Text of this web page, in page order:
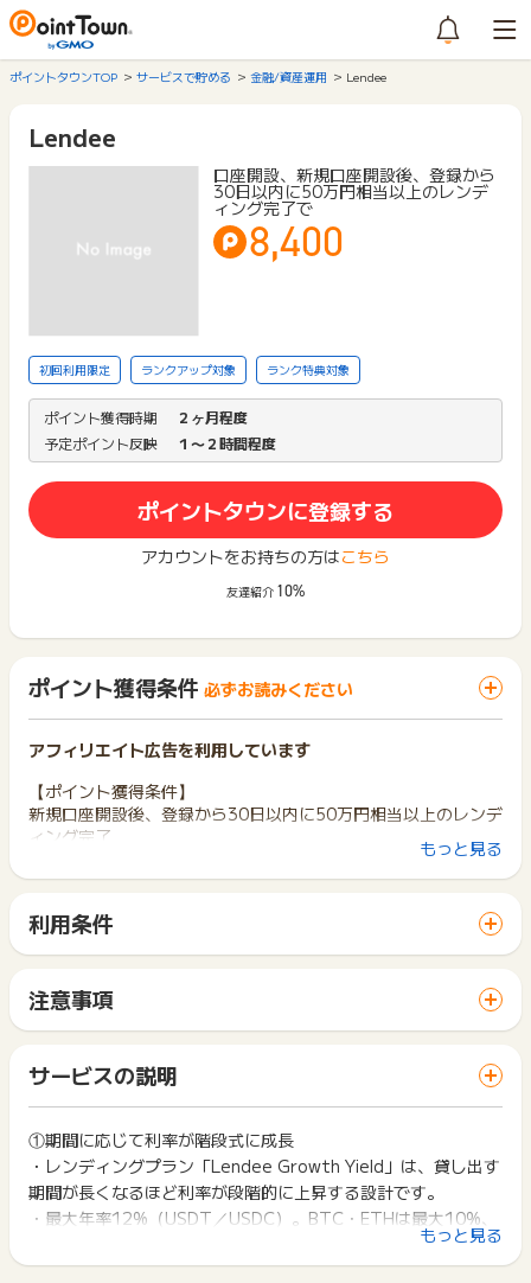
ポイントタウンTOP サービスで貯める 金融/資産運用 Lendee
Lendee
口座開設、新規口座開設後、登録から
30日以内に50万円相当以上のレンデ
ィング完了で
8,400
初回利用限定 ランクアップ対象 ランク特典対象
ポイント獲得時期
２ヶ月程度
予定ポイント反映
１〜２時間程度
ポイントタウンに登録する
アカウントをお持ちの方はこちら
友達紹介 10%
ポイント獲得条件 必ずお読みください
アフィリエイト広告を利用しています
【ポイント獲得条件】
新規口座開設後、登録から30日以内に50万円相当以上のレンデ
ィング完了
例)毎日0:00(JST)時点のCoinMarketCap価格レートで計算し
て、30日以内に1回でも超えていれば達成とする。
・「Lendee（レンディー）」にて初めて口座開設（メールア
ドレス登録）をされる方が対象です。
の完了後、デポジットアカウントへ暗号資産を入金し、レンデ
ィング申請をお願いいたします。
・メールアドレス登録日から30日以内に、合計50万円相当以上
のレンディング（貸出）が開始された時点で条件達成とみなし
ます。
・対応銘柄（BTC／ETH／XRP／USDT／USDC）の合算で50
万円相当以上であれば条件達成となります。
・口座開設後、最短でレンディング申請を行っていただくよう
お願いいたします。
【ポイント獲得対象外条件】
・過去に「Lendee」の口座開設を申込みされたことがある方
（すでに口座開設されている方）
もっと見る
利用条件
サイトに移動してからお申し込みやお買い物が完了するまでの
間に、同じブラウザ（※）で他のサイトに移動した場合はポイン
ト獲得ができません。
「 口座開設でポイントGET 」ボタンを押した時とサービス・
お買い物利用時で、デバイス・ブラウザが異なる場合はポイン
ト獲得ができません。
2回以上同じお買い物・サービスをご利用される場合は、毎回
ポイントタウンに戻り、「 口座開設でポイントGET 」ボタン
を押してからご利用ください。
下記の事項に該当する場合、広告主側で対象外とみなし、「獲
注意事項
一部のサービスにつきましては、1商品につき10円単位の金額
は切り捨てとなります。
ポイント獲得が1ポイント未満のものは切り捨てとなり、ポイ
ント履歴には記載されません。
原則として広告主側のポイント等を利用して支払われた金額分
につきましては、ポイントタウンのポイント獲得の対象には含
まれません。
広告主が運営しているサービスの都合もしくは会員様の都合で
商品の交換や一部でもキャンセルされた場合、ポイントが無効
になる可能性もございます。
サービスの説明
①期間に応じて利率が階段式に成長
・レンディングプラン「Lendee Growth Yield」は、貸し出す
期間が長くなるほど利率が段階的に上昇する設計です。
・最大年率12%（USDT／USDC）。BTC・ETHは最大10%、
・短期的な価格変動に左右されにくく、時間の経過そのものが
もっと見る